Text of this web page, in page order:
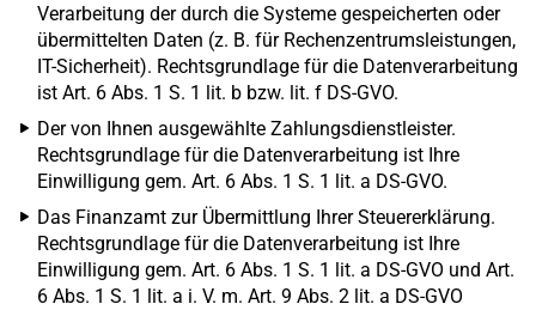
Verarbeitung der durch die Systeme gespeicherten oder
übermittelten Daten (z. B. für Rechenzentrumsleistungen,
IT-Sicherheit). Rechtsgrundlage für die Datenverarbeitung
ist Art. 6 Abs. 1 S. 1 lit. b bzw. lit. f DS-GVO.
Der von Ihnen ausgewählte Zahlungsdienstleister.
Rechtsgrundlage für die Datenverarbeitung ist Ihre
Einwilligung gem. Art. 6 Abs. 1 S. 1 lit. a DS-GVO.
Das Finanzamt zur Übermittlung Ihrer Steuererklärung.
Rechtsgrundlage für die Datenverarbeitung ist Ihre
Einwilligung gem. Art. 6 Abs. 1 S. 1 lit. a DS-GVO und Art.
6 Abs. 1 S. 1 lit. a i. V. m. Art. 9 Abs. 2 lit. a DS-GVO